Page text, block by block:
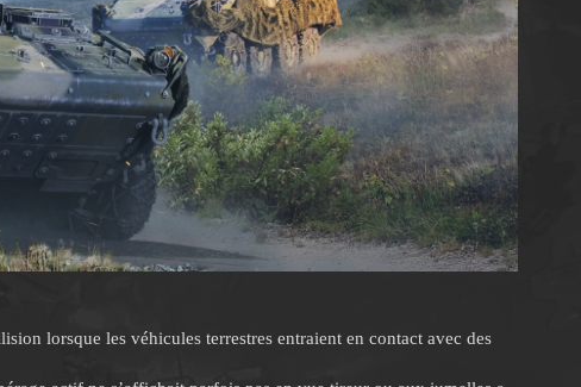
lorsque les véhicules terrestres entraient en contact avec des